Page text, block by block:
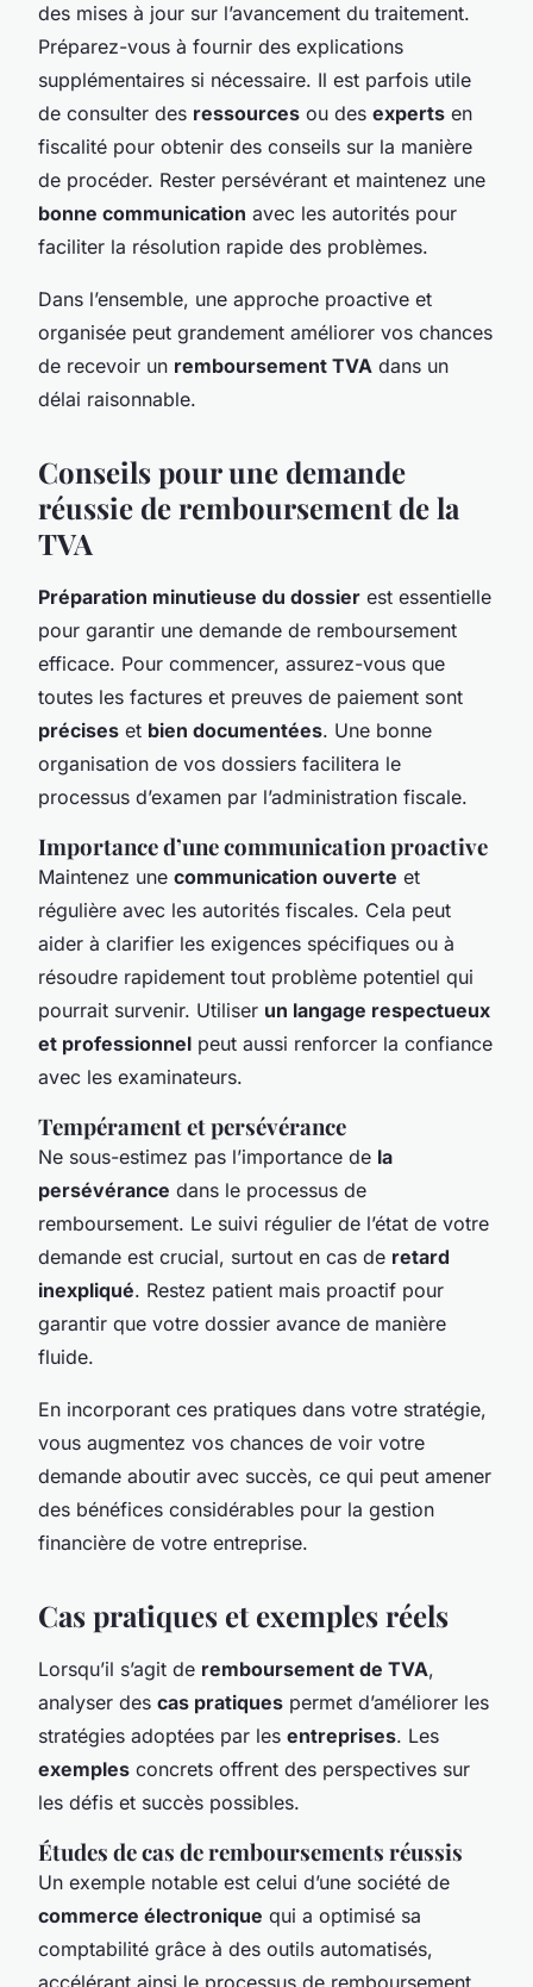
des mises à jour sur l’avancement du traitement.
Préparez-vous à fournir des explications
supplémentaires si nécessaire. Il est parfois utile
de consulter des ressources ou des experts en
fiscalité pour obtenir des conseils sur la manière
de procéder. Rester persévérant et maintenez une
bonne communication avec les autorités pour
faciliter la résolution rapide des problèmes.
Dans l’ensemble, une approche proactive et
organisée peut grandement améliorer vos chances
de recevoir un remboursement TVA dans un
délai raisonnable.
Conseils pour une demande
réussie de remboursement de la
TVA
Préparation minutieuse du dossier est essentielle
pour garantir une demande de remboursement
efficace. Pour commencer, assurez-vous que
toutes les factures et preuves de paiement sont
précises et bien documentées. Une bonne
organisation de vos dossiers facilitera le
processus d’examen par l’administration fiscale.
Importance d’une communication proactive
Maintenez une communication ouverte et
régulière avec les autorités fiscales. Cela peut
aider à clarifier les exigences spécifiques ou à
résoudre rapidement tout problème potentiel qui
pourrait survenir. Utiliser un langage respectueux
et professionnel peut aussi renforcer la confiance
avec les examinateurs.
Tempérament et persévérance
Ne sous-estimez pas l’importance de la
persévérance dans le processus de
remboursement. Le suivi régulier de l’état de votre
demande est crucial, surtout en cas de retard
inexpliqué. Restez patient mais proactif pour
garantir que votre dossier avance de manière
fluide.
En incorporant ces pratiques dans votre stratégie,
vous augmentez vos chances de voir votre
demande aboutir avec succès, ce qui peut amener
des bénéfices considérables pour la gestion
financière de votre entreprise.
Cas pratiques et exemples réels
Lorsqu’il s’agit de remboursement de TVA,
analyser des cas pratiques permet d’améliorer les
stratégies adoptées par les entreprises. Les
exemples concrets offrent des perspectives sur
les défis et succès possibles.
Études de cas de remboursements réussis
Un exemple notable est celui d’une société de
commerce électronique qui a optimisé sa
comptabilité grâce à des outils automatisés,